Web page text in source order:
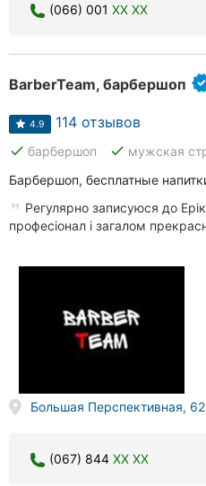
Ивано-(066) 001 XX XX
BarberTeam, барбершоп
4.9 114 отзывов
done барбершоп done мужская
Барбершоп, бесплатные
Регулярно записуюся до
професіонал і загалом
Большая Перспективная, 62
(067) 844 XX XX